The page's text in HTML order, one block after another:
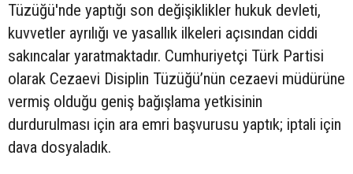
Tüzüğü'nde yaptığı son değişiklikler hukuk devleti,
kuvvetler ayrılığı ve yasallık ilkeleri açısından ciddi
sakıncalar yaratmaktadır. Cumhuriyetçi Türk Partisi
olarak Cezaevi Disiplin Tüzüğü’nün cezaevi müdürüne
vermiş olduğu geniş bağışlama yetkisinin
durdurulması için ara emri başvurusu yaptık; iptali için
dava dosyaladık.